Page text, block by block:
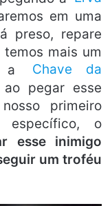
em uma
preso, repare
mais um
a
Chave da
pegar esse
primeiro
o
esse inimigo
um troféu